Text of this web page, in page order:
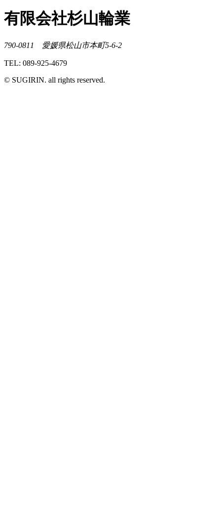
有限会社杉山輪業
790-0811 愛媛県松山市本町5-6-2
TEL: 089-925-4679
© SUGIRIN. all rights reserved.